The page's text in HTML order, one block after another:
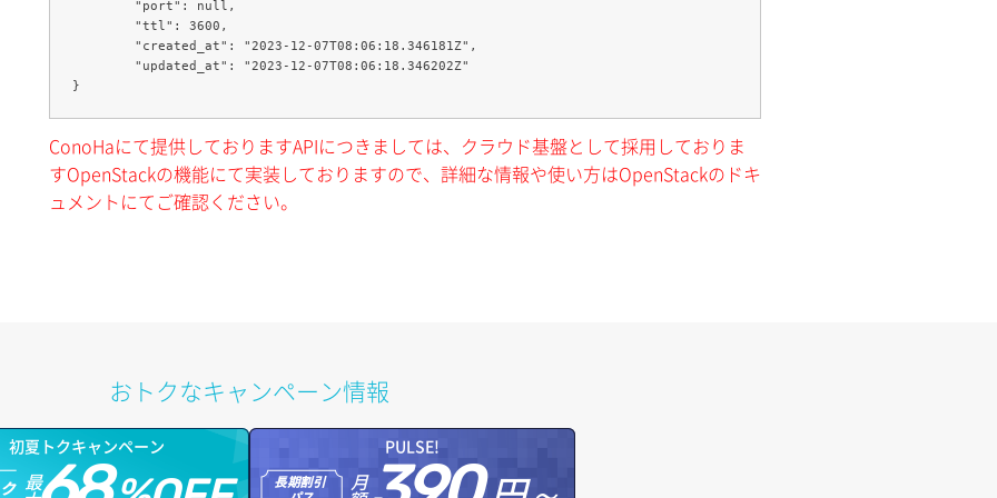
ConoHaにて提供しておりますAPIにつきましては、クラウド基盤として採用しておりま
すOpenStackの機能にて実装しておりますので、詳細な情報や使い方はOpenStackのドキ
ュメントにてご確認ください。
おトクなキャンペーン情報
初夏トクキャンペーン
最
PULSE!
長期割引 月